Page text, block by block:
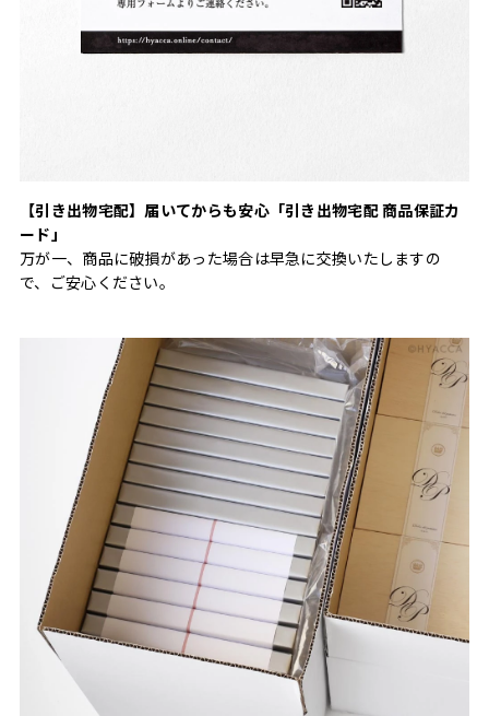
【引き出物宅配】届いてからも安心「引き出物宅配 商品保証カ
ード」
万が一、商品に破損があった場合は早急に交換いたしますの
で、ご安心ください。